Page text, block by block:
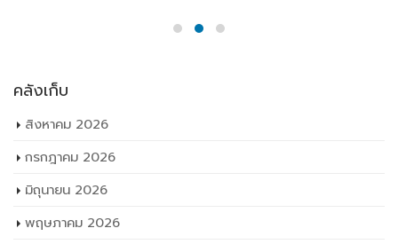
คลังเก็บ
สิงหาคม 2026
กรกฎาคม 2026
มิถุนายน 2026
พฤษภาคม 2026